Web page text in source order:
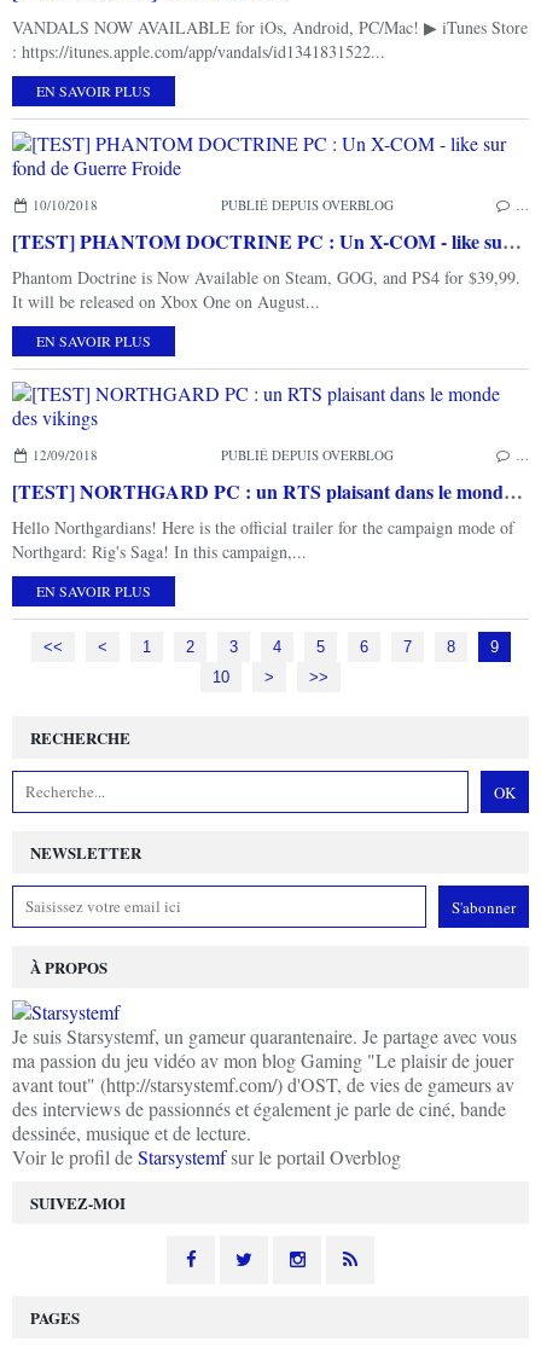
VANDALS NOW AVAILABLE for iOs, Android, PC/Mac! ▶︎ iTunes Store
: https://itunes.apple.com/app/vandals/id1341831522...
EN SAVOIR PLUS
10/10/2018 PUBLIÉ DEPUIS OVERBLOG
[TEST] PHANTOM DOCTRINE PC : Un X-COM - like sur fond de Guerre Froide
Phantom Doctrine is Now Available on Steam, GOG, and PS4 for $39,99.
It will be released on Xbox One on August...
EN SAVOIR PLUS
12/09/2018 PUBLIÉ DEPUIS OVERBLOG
[TEST] NORTHGARD PC : un RTS plaisant dans le monde des vikings
Hello Northgardians! Here is the official trailer for the campaign mode of
Northgard: Rig's Saga! In this campaign,...
EN SAVOIR PLUS
<< < 1 2 3 4 5 6 7 8
9
10
20
> >>
NEWSLETTER
SUIVEZ-MOI
RECHERCHE
À PROPOS
Je suis Starsystemf, un gameur quarantenaire. Je partage avec vous
ma passion du jeu vidéo av mon blog Gaming "Le plaisir de jouer
avant tout" (http://starsystemf.com/) d'OST, de vies de gameurs av
des interviews de passionnés et également je parle de ciné, bande
dessinée, musique et de lecture.
Voir le profil deStarsystemfsur le portail Overblog
PAGES